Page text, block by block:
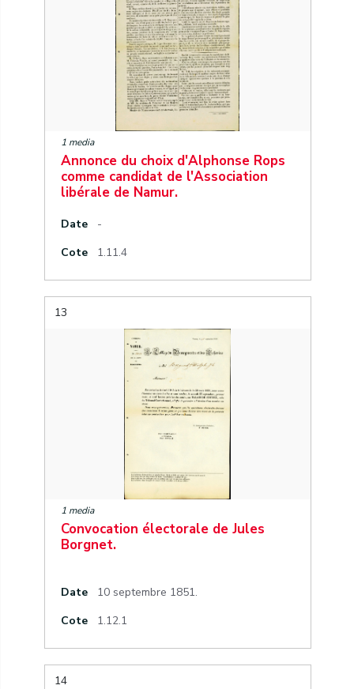
1 media
Annonce du choix d'Alphonse Rops
comme candidat de l'Association
libérale de Namur.
Date
-
Cote
1.11.4
13
1 media
Convocation électorale de Jules
Borgnet.
Date
10 septembre 1851.
Cote
1.12.1
14